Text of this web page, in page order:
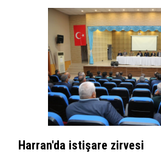
Harran'da istişare zirvesi